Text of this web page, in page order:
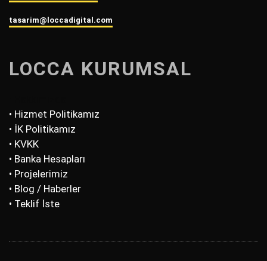
tasarim@loccadigital.com
LOCCA KURUMSAL
• Hizmet Politikamız
• İK Politikamız
• KVKK
• Banka Hesapları
• Projelerimiz
• Blog / Haberler
• Teklif İste